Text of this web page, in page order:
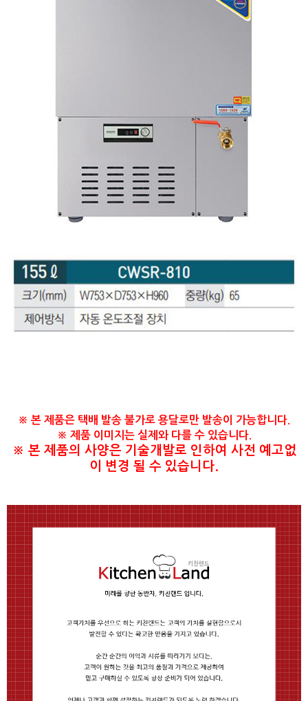
※ 본 제품은 택배 발송 불가로 용달로만 발송이 가능합니다.
※ 제품 이미지는 실제와 다를 수 있습니다.
​※ 본 제품의 사양은 기술개발로 인하여 사전 예고없
이 변경 될 수 있습니다.